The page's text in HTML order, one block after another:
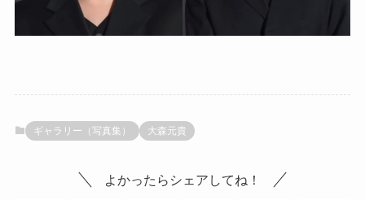
ギャラリー（写真集） 大森元貴
よかったらシェアしてね！